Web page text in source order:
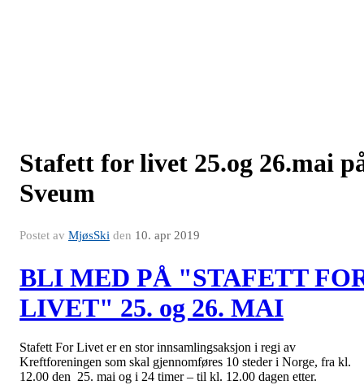
Stafett for livet 25.og 26.mai
Sveum
Postet av MjøsSki den 10. apr 2019
BLI MED PÅ "STAFETT
LIVET" 25. og 26. MAI
Stafett For Livet er en stor innsamlingsaksjon i regi av
Kreftforeningen som skal gjennomføres 10 steder i Norge, fra kl.
12.00 den 25. mai og i 24 timer – til kl. 12.00 dagen etter.